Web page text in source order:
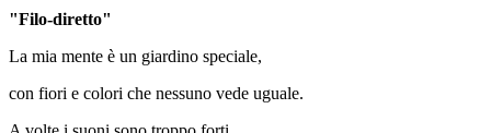
"Filo-diretto"
La mia mente è un giardino speciale,
con fiori e colori che nessuno vede uguale.